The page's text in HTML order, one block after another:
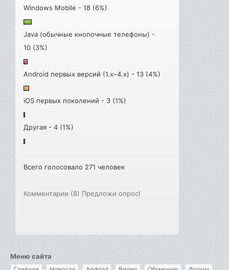
Windows Mobile - 18 (6%)
Java (обычные кнопочные телефоны) -
10 (3%)
Android первых версий (1.x–4.x) - 13 (4%)
iOS первых поколений - 3 (1%)
Другая - 4 (1%)
Всего голосовало 271 человек
Комментарии (8) Предложи опрос!
Меню сайта